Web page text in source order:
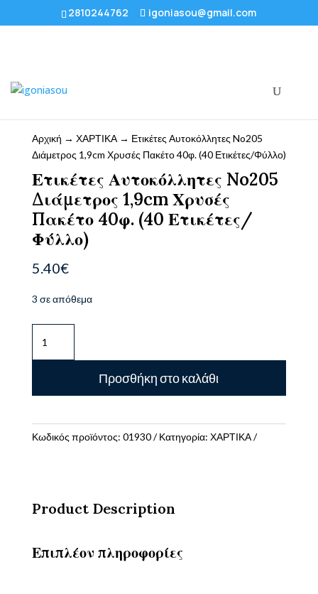
2810244762 igoniasou@gmail.com
Αρχική → ΧΑΡΤΙΚΑ→ Ετικέτες Αυτοκόλλητες No205
Διάμετρος 1,9cm Χρυσές Πακέτο 40φ. (40 Ετικέτες/Φύλλο)
Ετικέτες Αυτοκόλλητες No205
Διάμετρος 1,9cm Χρυσές
Πακέτο 40φ. (40 Ετικέτες/
Φύλλο)
5.40€
3 σε απόθεμα
Αυτοκόλλητες
No205
1,9cm
ποσότητα
Προσθήκη στο καλάθι
Κωδικός προϊόντος: 01930 Κατηγορία: ΧΑΡΤΙΚΑ
Product Description
Επιπλέον πληροφορίες